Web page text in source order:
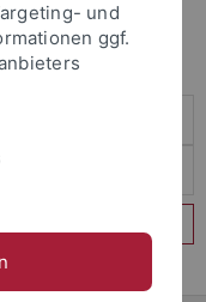
an um sich
und
ggf.